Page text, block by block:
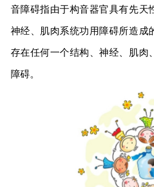
音障碍指由于构音器官具有先天
神经、肌肉系统功用障碍所造成
存在任何一个结构、神经、肌肉
障碍。